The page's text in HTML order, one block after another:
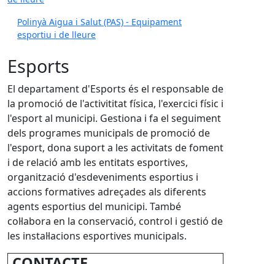
Polinyà Aigua i Salut (PAS) - Equipament
esportiu i de lleure
Esports
El departament d'Esports és el responsable de
la promoció de l'activititat física, l'exercici físic i
l'esport al municipi. Gestiona i fa el seguiment
dels programes municipals de promoció de
l'esport, dona suport a les activitats de foment
i de relació amb les entitats esportives,
organització d'esdeveniments esportius i
accions formatives adreçades als diferents
agents esportius del municipi. També
col·labora en la conservació, control i gestió de
les instal·lacions esportives municipals.